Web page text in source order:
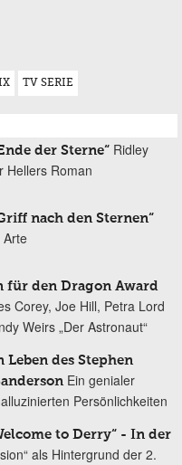
TV SERIE
der Sterne“ Ridley
Hellers Roman
nach den Sternen“
Arte
für den Dragon Award
Corey, Joe Hill, Petra Lord
Weirs „Der Astronaut“
Leben des Stephen
Ein genialer
Persönlichkeiten
to Derry“ - In der
als Hintergrund der 2.